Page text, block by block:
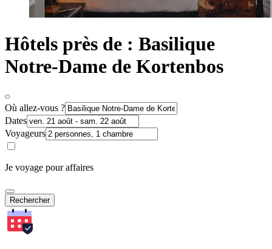
Hôtels près de : Basilique
Notre-Dame de Kortenbos
Où allez-vous ?
Dates
Voyageurs
Je voyage pour affaires
Rechercher